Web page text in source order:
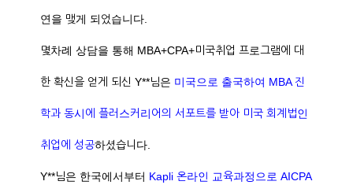
연을 맺게 되었습니다.
몇차례 상담을 통해 MBA+CPA+미국취업 프로그램에 대
한 확신을 얻게 되신 Y**님은 미국으로 출국하여 MBA 진
학과 동시에 플러스커리어의 서포트를 받아 미국 회계법인
취업에 성공하셨습니다.
Y**님은 한국에서부터 Kapli 온라인 교육과정으로 AICPA